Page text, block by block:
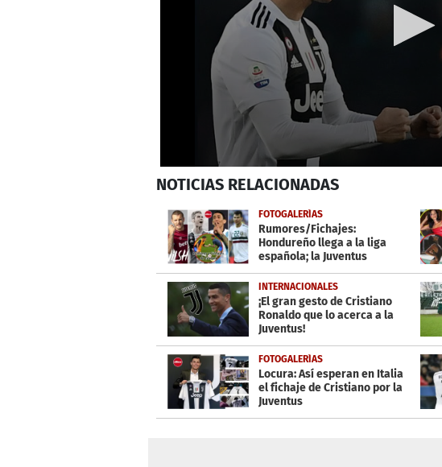
seconds
minute,
23
secondsVolume
0%
NOTICIAS RELACIONADAS
FOTOGALERÍAS
Rumores/Fichajes:
Hondureño llega a la liga
española; la Juventus
oficializa fichaje
INTERNACIONALES
¡El gran gesto de Cristiano
Ronaldo que lo acerca a la
Juventus!
FOTOGALERÍAS
Locura: Así esperan en Italia
el fichaje de Cristiano por la
Juventus